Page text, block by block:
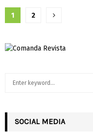
Paginație
1 2
h
SOCIAL MEDIA